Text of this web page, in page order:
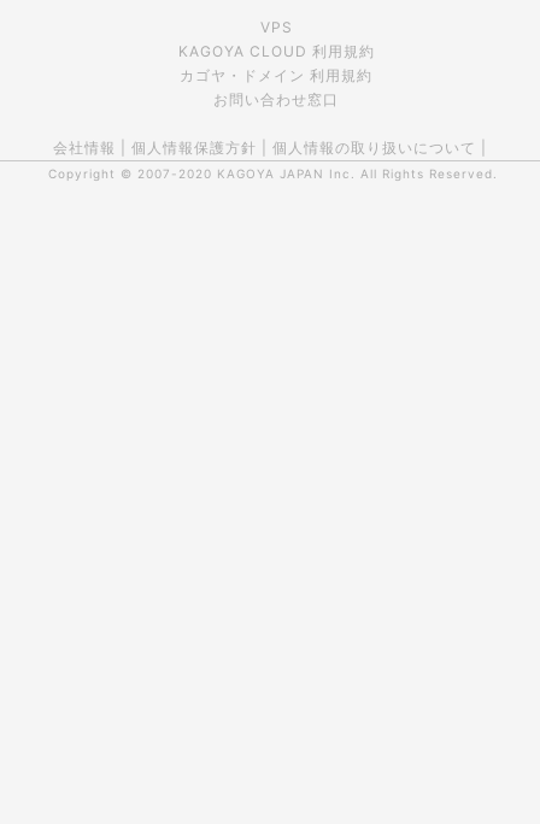
VPS
KAGOYA CLOUD 利用規約
カゴヤ・ドメイン 利用規約
お問い合わせ窓口
会社情報 個人情報保護方針 個人情報の取り扱いについて
Copyright © 2007-2020 KAGOYA JAPAN Inc. All Rights Reserved.